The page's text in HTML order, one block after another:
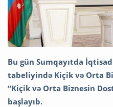
Bu gün Sumqayıtda
tabeliyində Kiçik və Orta
“Kiçik və Orta Biznesin
başlayıb.